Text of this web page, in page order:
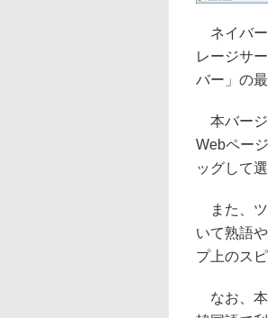
ネイバー
レージサ
バー」の
本バージ
Webペー
ッグして
また、ツ
いて熟語
プ上のス
なお、本